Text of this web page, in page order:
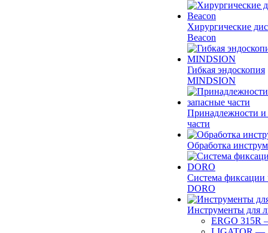
Хирургические
Beacon
Гибкая эндоскопия
MINDSION
Принадлежности и
части
Обработка
Система фиксации
DORO
Инструменты для
ERGO 315R